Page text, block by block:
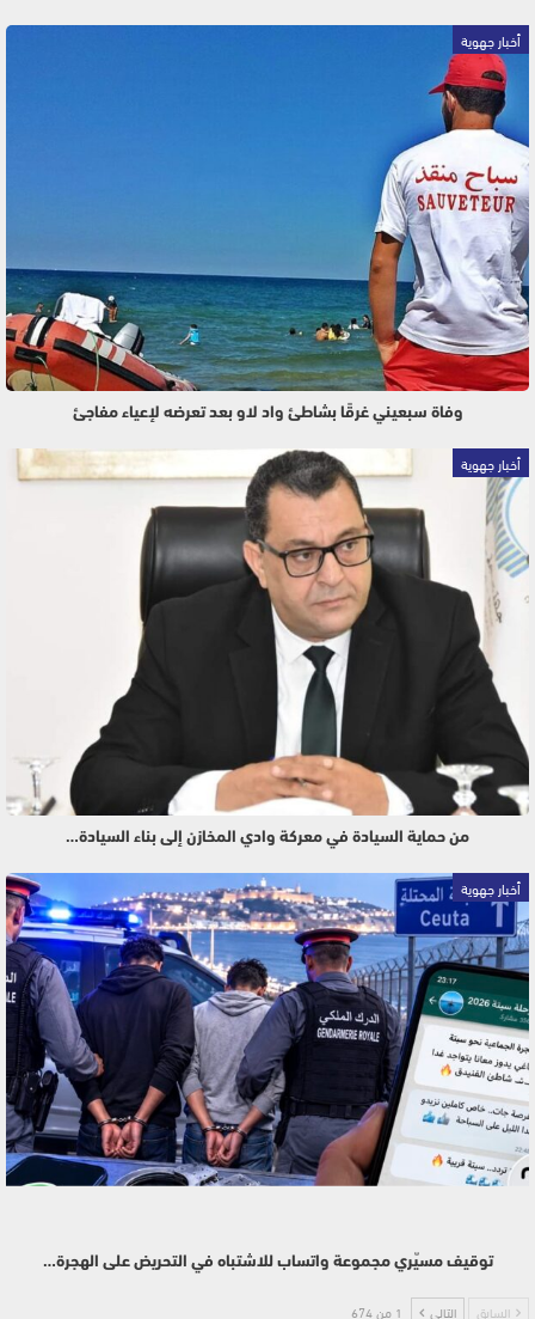
أخبار جهوية
وفاة سبعيني غرقًا بشاطئ واد لاو بعد تعرضه لإعياء مفاجئ
أخبار جهوية
من حماية السيادة في معركة وادي المخازن إلى بناء السيادة…
أخبار جهوية
توقيف مسيّري مجموعة واتساب للاشتباه في التحريض على الهجرة…
السابق التالي 1 من 674